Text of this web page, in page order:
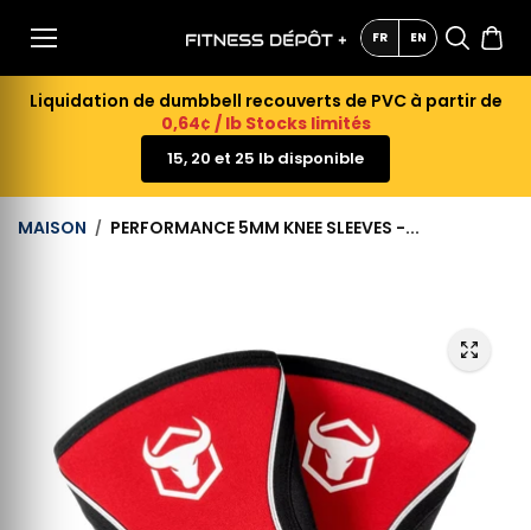
CONTE
NU FR EN
Liquidation de dumbbell recouverts de PVC à partir de
0,64¢ / lb Stocks limités
15, 20 et 25 lb disponible
MAISON PERFORMANCE 5MM KNEE SLEEVES -...